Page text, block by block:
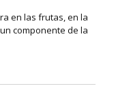
en las frutas, en la
componente de la